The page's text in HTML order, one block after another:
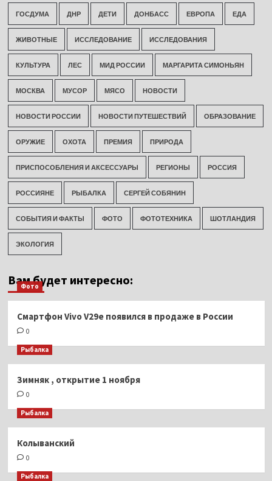
ГОСДУМА ДНР ДЕТИ ДОНБАСС ЕВРОПА ЕДА
ЖИВОТНЫЕ ИССЛЕДОВАНИЕ ИССЛЕДОВАНИЯ
КУЛЬТУРА ЛЕС МИД РОССИИ МАРГАРИТА СИМОНЬЯН
МОСКВА МУСОР МЯСО НОВОСТИ
НОВОСТИ РОССИИ НОВОСТИ ПУТЕШЕСТВИЙ ОБРАЗОВАНИЕ
ОРУЖИЕ ОХОТА ПРЕМИЯ ПРИРОДА
ПРИСПОСОБЛЕНИЯ И АКСЕССУАРЫ РЕГИОНЫ РОССИЯ
РОССИЯНЕ РЫБАЛКА СЕРГЕЙ СОБЯНИН
СОБЫТИЯ И ФАКТЫ ФОТО ФОТОТЕХНИКА ШОТЛАНДИЯ
ЭКОЛОГИЯ
Вам будет интересно:
Фото
Смартфон Vivo V29e появился в продаже в России
0
Рыбалка
Зимняк , открытие 1 ноября
0
Рыбалка
Колыванский
0
Рыбалка